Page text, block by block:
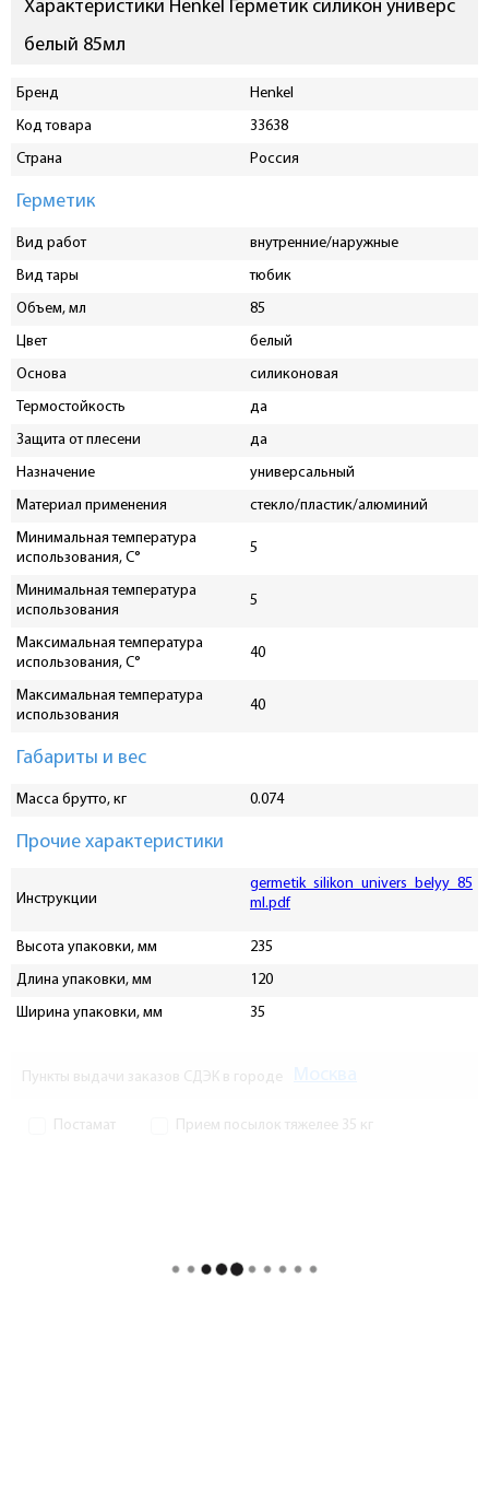
Характеристики Henkel Герметик силикон универс
белый 85мл
Бренд
Henkel
Код товара
33638
Страна
Россия
Герметик
Вид работ
внутренние/наружные
Вид тары
тюбик
Объем, мл
85
Цвет
белый
Основа
силиконовая
Термостойкость
да
Защита от плесени
да
Назначение
универсальный
Материал применения
стекло/пластик/алюминий
Минимальная температура
использования, C°
5
Минимальная температура
использования
5
Максимальная температура
использования, С°
40
Максимальная температура
использования
40
Габариты и вес
Масса брутто, кг 0.074
Прочие характеристики
Инструкции
germetik_silikon_univers_belyy_85
ml.pdf
Высота упаковки, мм
235
Длина упаковки, мм
120
Ширина упаковки, мм
35
Пункты выдачи заказов СДЭК в городе
Постамат Прием посылок тяжелее 35 кг